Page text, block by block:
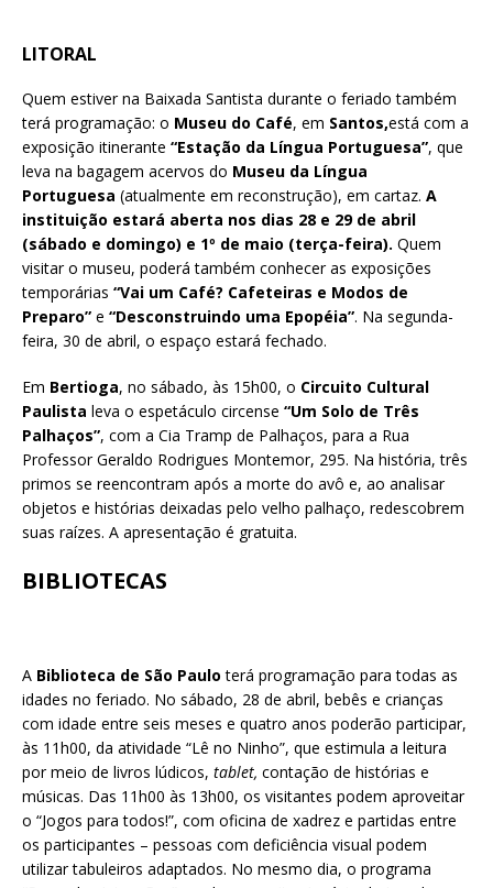
LITORAL
Quem estiver na Baixada Santista durante o feriado também
terá programação: o Museu do Café, em Santos,está com a
exposição itinerante “Estação da Língua Portuguesa”, que
leva na bagagem acervos do Museu da Língua
Portuguesa (atualmente em reconstrução), em cartaz. A
instituição estará aberta nos dias 28 e 29 de abril
(sábado e domingo) e 1º de maio (terça-feira). Quem
visitar o museu, poderá também conhecer as exposições
temporárias “Vai um Café? Cafeteiras e Modos de
Preparo” e “Desconstruindo uma Epopéia”. Na segunda-
feira, 30 de abril, o espaço estará fechado.
Em Bertioga, no sábado, às 15h00, o Circuito Cultural
Paulista leva o espetáculo circense “Um Solo de Três
Palhaços”, com a Cia Tramp de Palhaços, para a Rua
Professor Geraldo Rodrigues Montemor, 295. Na história, três
primos se reencontram após a morte do avô e, ao analisar
objetos e histórias deixadas pelo velho palhaço, redescobrem
suas raízes. A apresentação é gratuita.
BIBLIOTECAS
A Biblioteca de São Paulo terá programação para todas as
idades no feriado. No sábado, 28 de abril, bebês e crianças
com idade entre seis meses e quatro anos poderão participar,
às 11h00, da atividade “Lê no Ninho”, que estimula a leitura
por meio de livros lúdicos, tablet, contação de histórias e
músicas. Das 11h00 às 13h00, os visitantes podem aproveitar
o “Jogos para todos!”, com oficina de xadrez e partidas entre
os participantes – pessoas com deficiência visual podem
utilizar tabuleiros adaptados. No mesmo dia, o programa